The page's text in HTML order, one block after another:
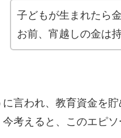
子どもが生まれたら
お前、宵越しの金は
に言われ、教育資金を
今考えると、このエピ